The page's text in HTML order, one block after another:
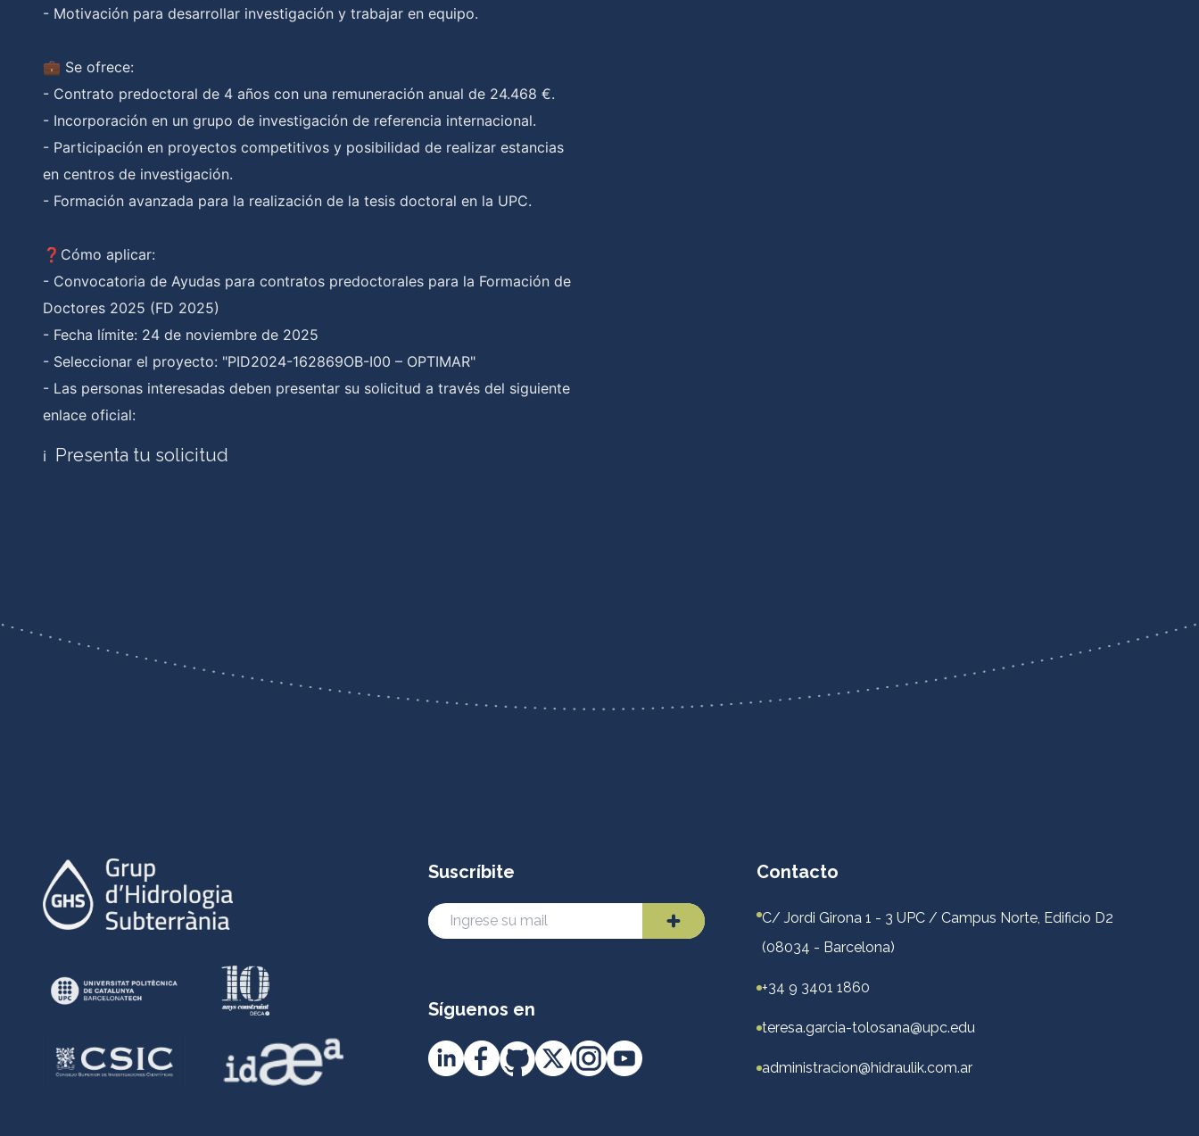
- Motivación para desarrollar investigación y trabajar en equipo.
💼 Se ofrece:
- Contrato predoctoral de 4 años con una remuneración anual de 24.468 €.
- Incorporación en un grupo de investigación de referencia internacional.
- Participación en proyectos competitivos y posibilidad de realizar estancias
en centros de investigación.
- Formación avanzada para la realización de la tesis doctoral en la UPC.
❓Cómo aplicar:
- Convocatoria de Ayudas para contratos predoctorales para la Formación de
Doctores 2025 (FD 2025)
- Fecha límite: 24 de noviembre de 2025
- Seleccionar el proyecto: "PID2024-162869OB-I00 – OPTIMAR"
- Las personas interesadas deben presentar su solicitud a través del siguiente
enlace oficial:
ℹ️ Presenta tu solicitud
Suscríbite
Síguenos en
Contacto
C/ Jordi Girona 1 - 3 UPC / Campus Norte, Edificio D2
(08034 - Barcelona)
+34 9 3401 1860
teresa.garcia-tolosana@upc.edu
administracion@hidraulik.com.ar